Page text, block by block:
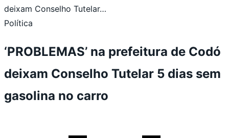
deixam Conselho Tutelar…
Política
‘PROBLEMAS’ na prefeitura de Codó
deixam Conselho Tutelar 5 dias sem
gasolina no carro